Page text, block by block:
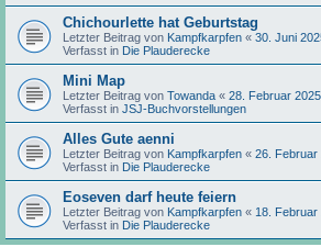
Chichourlette hat Geburtstag
Letzter Beitrag von Kampfkarpfen « 30. Juni
Verfasst in Die Plauderecke
Mini Map
Letzter Beitrag von Towanda « 28. Februar
Verfasst in JSJ-Buchvorstellungen
Alles Gute aenni
Letzter Beitrag von Kampfkarpfen « 26. Februar
Verfasst in Die Plauderecke
Eoseven darf heute feiern
Letzter Beitrag von Kampfkarpfen « 18. Februar
Verfasst in Die Plauderecke